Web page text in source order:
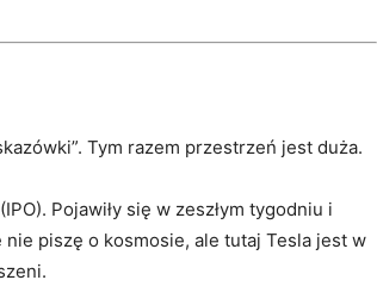
Tym razem przestrzeń jest duża.
Pojawiły się w zeszłym tygodniu i
piszę o kosmosie, ale tutaj Tesla jest w